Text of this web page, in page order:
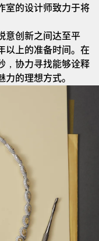
室的设计师致力于将
意创新之间达至平
以上的准备时间。在
，协力寻找能够诠释
的理想方式。